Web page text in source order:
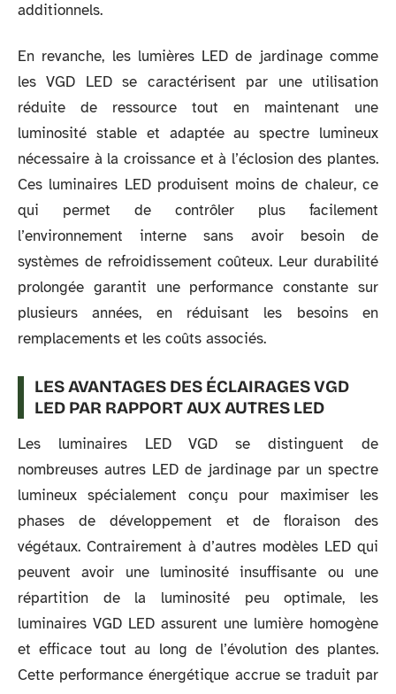
additionnels.
En revanche, les lumières LED de jardinage comme
les VGD LED se caractérisent par une utilisation
réduite de ressource tout en maintenant une
luminosité stable et adaptée au spectre lumineux
nécessaire à la croissance et à l’éclosion des plantes.
Ces luminaires LED produisent moins de chaleur, ce
qui permet de contrôler plus facilement
l’environnement interne sans avoir besoin de
systèmes de refroidissement coûteux. Leur durabilité
prolongée garantit une performance constante sur
plusieurs années, en réduisant les besoins en
remplacements et les coûts associés.
LES AVANTAGES DES ÉCLAIRAGES VGD
LED PAR RAPPORT AUX AUTRES LED
Les luminaires LED VGD se distinguent de
nombreuses autres LED de jardinage par un spectre
lumineux spécialement conçu pour maximiser les
phases de développement et de floraison des
végétaux. Contrairement à d’autres modèles LED qui
peuvent avoir une luminosité insuffisante ou une
répartition de la luminosité peu optimale, les
luminaires VGD LED assurent une lumière homogène
et efficace tout au long de l’évolution des plantes.
Cette performance énergétique accrue se traduit par